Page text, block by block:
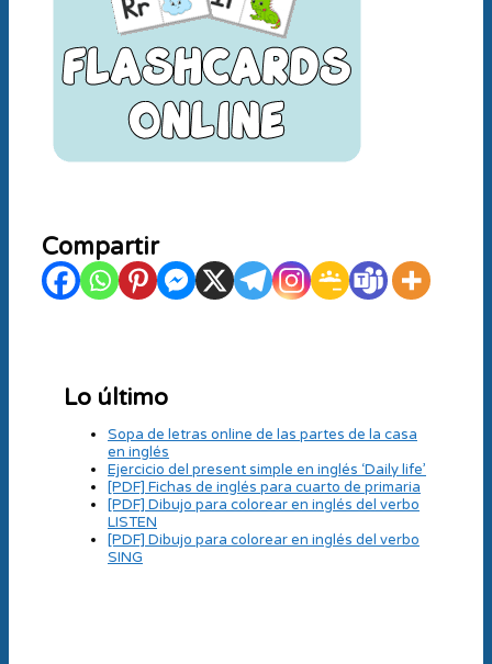
Compartir
Lo último
Sopa de letras online de las partes de la casa
en inglés
Ejercicio del present simple en inglés ‘Daily life’
[PDF] Fichas de inglés para cuarto de primaria
[PDF] Dibujo para colorear en inglés del verbo
LISTEN
[PDF] Dibujo para colorear en inglés del verbo
SING